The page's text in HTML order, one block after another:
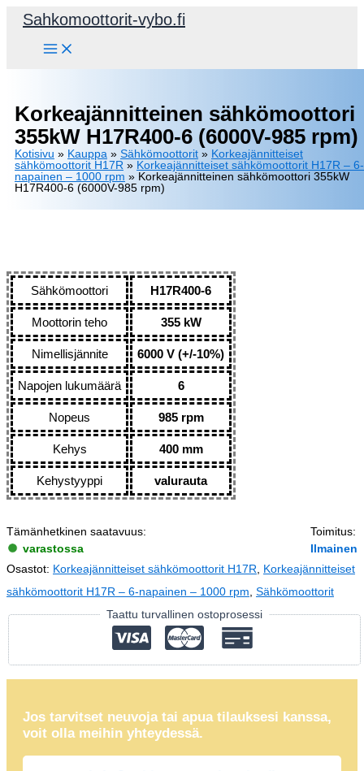
Siirry
Sahkomoottorit-vybo.fi
Korkeajännitteinen sähkömoottori
355kW H17R400-6 (6000V-985 rpm)
Kotisivu » Kauppa » Sähkömoottorit » Korkeajännitteiset
sähkömoottorit H17R » Korkeajännitteiset sähkömoottorit H17R – 6-
napainen – 1000 rpm » Korkeajännitteinen sähkömoottori 355kW
H17R400-6 (6000V-985 rpm)
Sähkömoottori H17R400-6
Moottorin teho 355 kW
Nimellisjännite 6000 V (+/-10%)
Napojen lukumäärä 6
Nopeus 985 rpm
Kehys 400 mm
Kehystyyppi valurauta
Tämänhetkinen saatavuus:
varastossa
Toimitus:
Ilmainen
Osastot: Korkeajännitteiset sähkömoottorit H17R
Korkeajännitteiset
sähkömoottorit H17R – 6-napainen – 1000 rpm Sähkömoottorit
Taattu turvallinen ostoprosessi
Jos tarvitset neuvoja tai apua tilauksesi kanssa,
voit olla meihin yhteydessä.